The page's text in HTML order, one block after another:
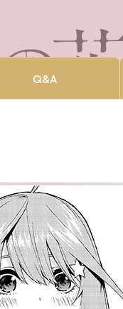
Q&A